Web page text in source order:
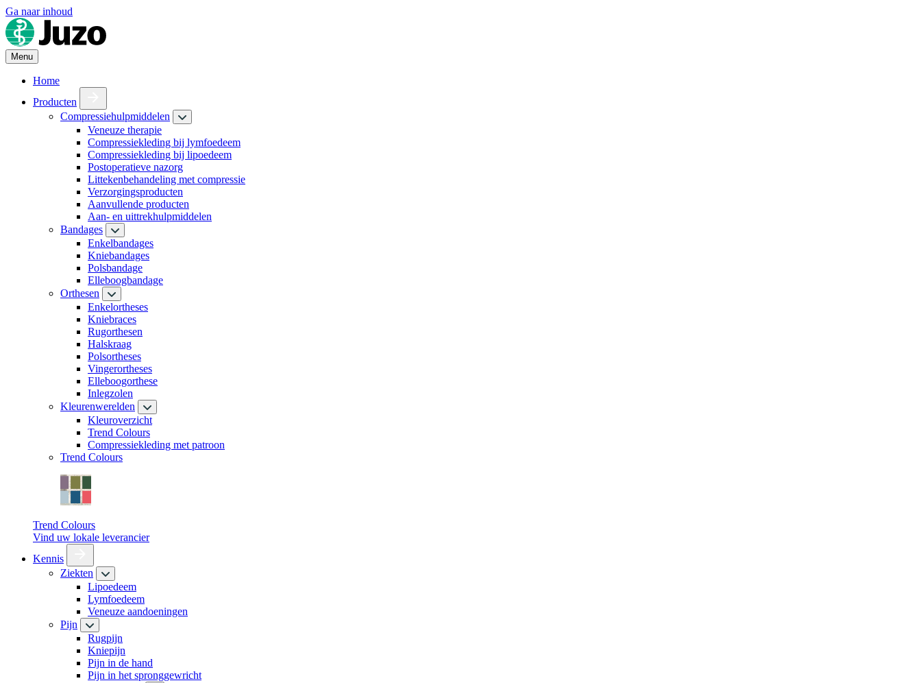
Ga naar inhoud
Menu
Home
Producten
Compressiehulpmiddelen
Veneuze therapie
Compressiekleding bij lymfoedeem
Compressiekleding bij lipoedeem
Postoperatieve nazorg
Littekenbehandeling met compressie
Verzorgingsproducten
Aanvullende producten
Aan- en uittrekhulpmiddelen
Bandages
Enkelbandages
Kniebandages
Polsbandage
Elleboogbandage
Orthesen
Enkelortheses
Kniebraces
Rugorthesen
Halskraag
Polsortheses
Vingerortheses
Elleboogorthese
Inlegzolen
Kleurenwerelden
Kleuroverzicht
Trend Colours
Compressiekleding met patroon
Trend Colours
Trend Colours
Vind uw lokale leverancier
Kennis
Ziekten
Lipoedeem
Lymfoedeem
Veneuze aandoeningen
Pijn
Rugpijn
Kniepijn
Pijn in de hand
Pijn in het spronggewricht